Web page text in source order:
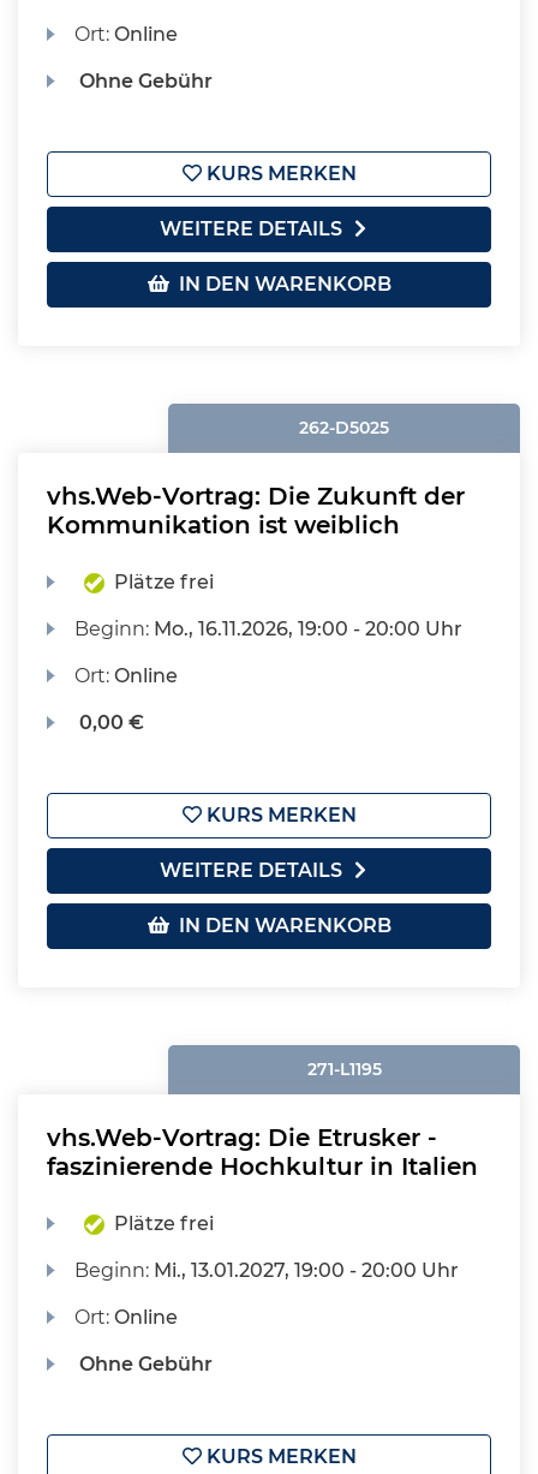
Ort:Online
Ohne Gebühr
KURS MERKEN
WEITERE DETAILS
IN DEN WARENKORB
262-D5025
vhs.Web-Vortrag: Die Zukunft der
Kommunikation ist weiblich
Plätze frei
Beginn: Mo., 16.11.2026, 19:00 - 20:00 Uhr
Ort:Online
0,00 €
KURS MERKEN
WEITERE DETAILS
IN DEN WARENKORB
271-L1195
vhs.Web-Vortrag: Die Etrusker -
faszinierende Hochkultur in Italien
Plätze frei
Beginn: Mi., 13.01.2027, 19:00 - 20:00 Uhr
Ort:Online
Ohne Gebühr
KURS MERKEN